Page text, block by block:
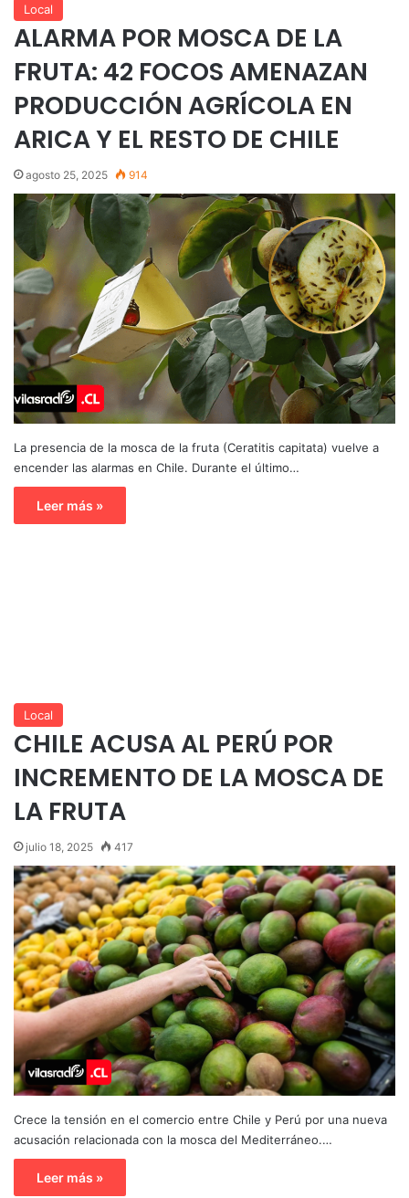
Local
ALARMA POR MOSCA DE LA
FRUTA: 42 FOCOS AMENAZAN
PRODUCCIÓN AGRÍCOLA EN
ARICA Y EL RESTO DE CHILE
agosto 25, 2025 914
La presencia de la mosca de la fruta (Ceratitis capitata) vuelve a
encender las alarmas en Chile. Durante el último…
Leer más »
Local
CHILE ACUSA AL PERÚ POR
INCREMENTO DE LA MOSCA DE
LA FRUTA
julio 18, 2025 417
Crece la tensión en el comercio entre Chile y Perú por una nueva
acusación relacionada con la mosca del Mediterráneo.…
Leer más »